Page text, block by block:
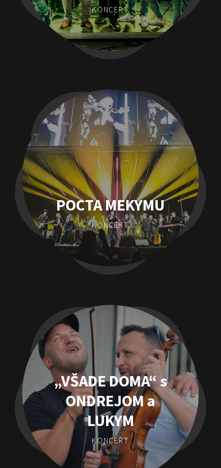
KONCERT
POCTA MEKYMU
KONCERT
„VŠADE DOMA“ s
ONDREJOM a
LUKYM
KONCERT